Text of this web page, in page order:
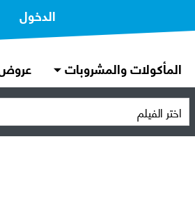
الدخول
المأكولات والمشروبات عروض
اختر الفيلم